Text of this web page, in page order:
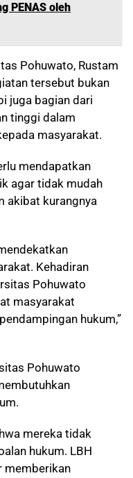
PENAS oleh
Pohuwato, Rustam
tersebut bukan
juga bagian dari
tinggi dalam
masyarakat.
mendapatkan
agar tidak mudah
akibat kurangnya
Kehadiran
Pohuwato
masyarakat
hukum,”
Pohuwato
mereka tidak
hukum. LBH
memberikan